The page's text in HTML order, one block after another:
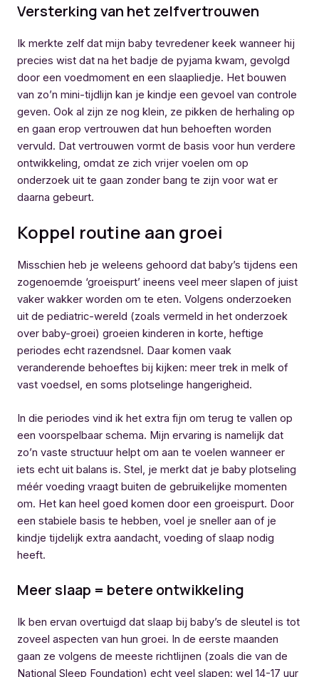
Versterking van het zelfvertrouwen
Ik merkte zelf dat mijn baby tevredener keek wanneer hij
precies wist dat na het badje de pyjama kwam, gevolgd
door een voedmoment en een slaapliedje. Het bouwen
van zo’n mini-tijdlijn kan je kindje een gevoel van controle
geven. Ook al zijn ze nog klein, ze pikken de herhaling op
en gaan erop vertrouwen dat hun behoeften worden
vervuld. Dat vertrouwen vormt de basis voor hun verdere
ontwikkeling, omdat ze zich vrijer voelen om op
onderzoek uit te gaan zonder bang te zijn voor wat er
daarna gebeurt.
Koppel routine aan groei
Misschien heb je weleens gehoord dat baby’s tijdens een
zogenoemde ‘groeispurt’ ineens veel meer slapen of juist
vaker wakker worden om te eten. Volgens onderzoeken
uit de pediatric-wereld (zoals vermeld in het onderzoek
over baby-groei) groeien kinderen in korte, heftige
periodes echt razendsnel. Daar komen vaak
veranderende behoeftes bij kijken: meer trek in melk of
vast voedsel, en soms plotselinge hangerigheid.
In die periodes vind ik het extra fijn om terug te vallen op
een voorspelbaar schema. Mijn ervaring is namelijk dat
zo’n vaste structuur helpt om aan te voelen wanneer er
iets echt uit balans is. Stel, je merkt dat je baby plotseling
méér voeding vraagt buiten de gebruikelijke momenten
om. Het kan heel goed komen door een groeispurt. Door
een stabiele basis te hebben, voel je sneller aan of je
kindje tijdelijk extra aandacht, voeding of slaap nodig
heeft.
Meer slaap = betere ontwikkeling
Ik ben ervan overtuigd dat slaap bij baby’s de sleutel is tot
zoveel aspecten van hun groei. In de eerste maanden
gaan ze volgens de meeste richtlijnen (zoals die van de
National Sleep Foundation) echt veel slapen: wel 14-17 uur